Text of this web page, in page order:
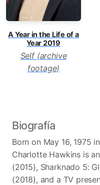
A Year in the Life of a
Year 2019
Self (archive
footage)
Biografía
Born on May 16, 1975
Charlotte Hawkins is
(2015), Sharknado 5:
(2018), and a TV